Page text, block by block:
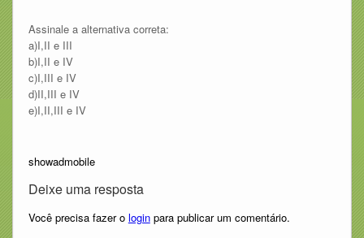
Assinale a alternativa correta:
a)I,II e III
b)I,II e IV
c)I,III e IV
d)II,III e IV
e)I,II,III e IV
showadmobile
Deixe uma resposta
Você precisa fazer o loginpara publicar um comentário.